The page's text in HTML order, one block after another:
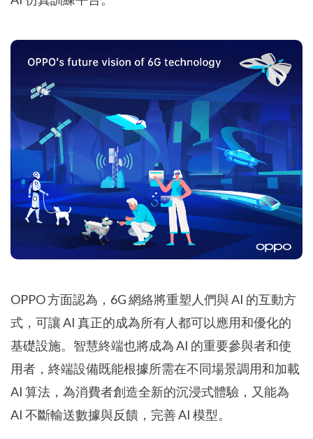
OPPO 方面認為，6G 網絡將重塑人們與 AI 的互動方
式，可讓 AI 真正的成為所有人都可以應用和優化的
基礎設施。智慧終端也將成為 AI 的重要參與者和使
用者，終端設備既能根據所需在不同場景調用和加載
AI 算法，為消費者創造全新的沉浸式體驗，又能為
AI 不斷輸送數據與反饋，完善 AI 模型。